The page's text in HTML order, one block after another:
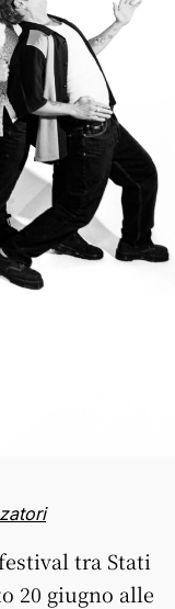
tra Stati
20 giugno alle